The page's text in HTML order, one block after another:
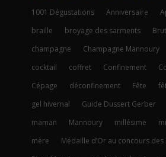
1001 Dégustations Anniversaire
braille
broyage des sarments Brut
champagne
Champagne Mannoury
cocktail
coffret Confinement
Cépage
déconfinement Fête
gel hivernal
Guide Dussert Gerber
maman
Mannoury millésime
mère
Médaille d’Or au concours des